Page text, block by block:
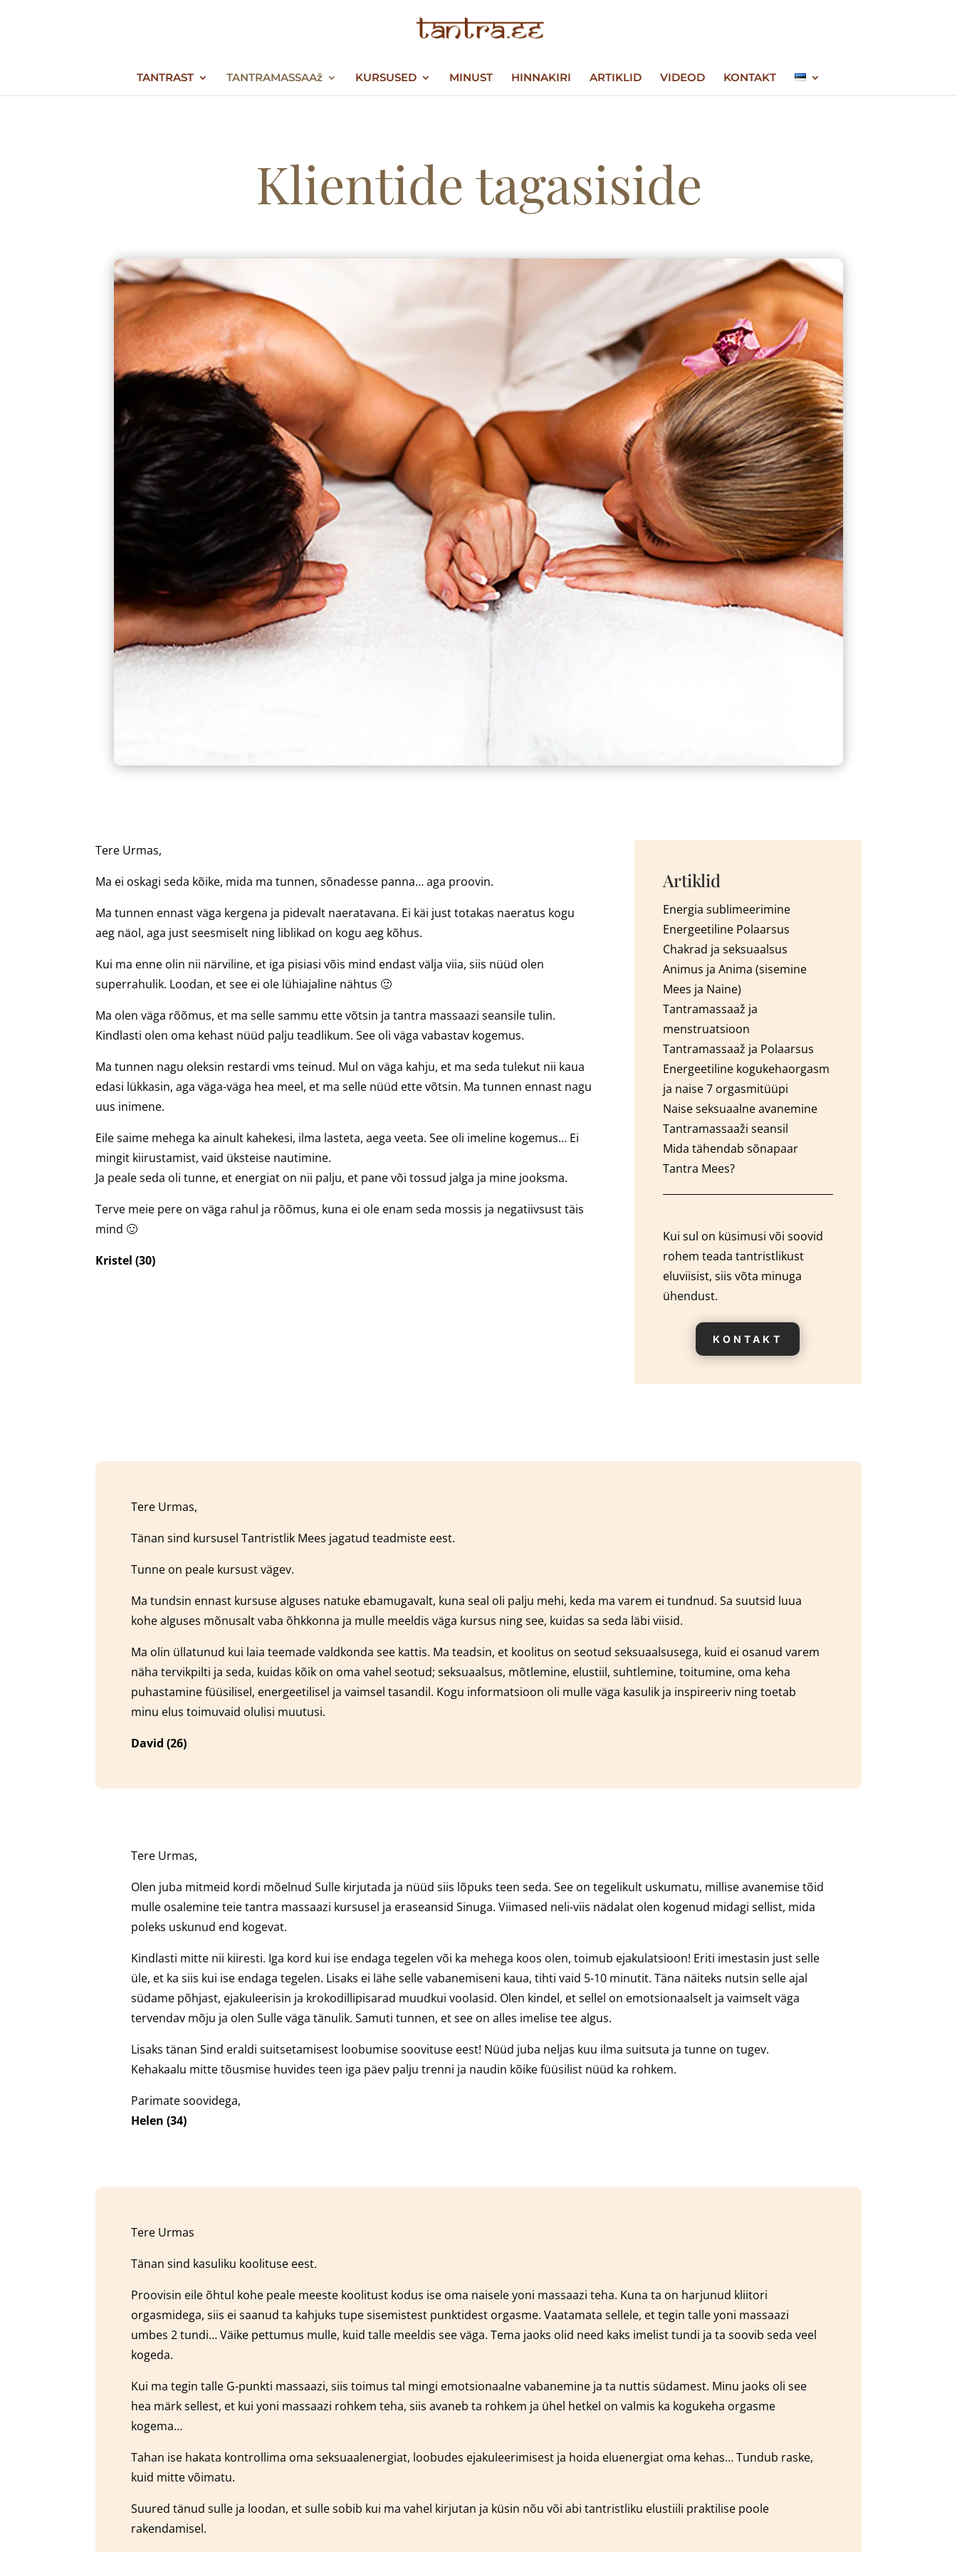
TANTRAST TANTRAMASSAAž KURSUSED MINUST HINNAKIRI ARTIKLID VIDEOD KONTAKT
Klientide tagasiside
Tere Urmas,
Ma ei oskagi seda kõike, mida ma tunnen, sõnadesse panna… aga proovin.
Ma tunnen ennast väga kergena ja pidevalt naeratavana. Ei käi just totakas naeratus kogu
aeg näol, aga just seesmiselt ning liblikad on kogu aeg kõhus.
Kui ma enne olin nii närviline, et iga pisiasi võis mind endast välja viia, siis nüüd olen
superrahulik. Loodan, et see ei ole lühiajaline nähtus 🙂
Ma olen väga rõõmus, et ma selle sammu ette võtsin ja tantra massaazi seansile tulin.
Kindlasti olen oma kehast nüüd palju teadlikum. See oli väga vabastav kogemus.
Ma tunnen nagu oleksin restardi vms teinud. Mul on väga kahju, et ma seda tulekut nii kaua
edasi lükkasin, aga väga-väga hea meel, et ma selle nüüd ette võtsin. Ma tunnen ennast nagu
uus inimene.
Eile saime mehega ka ainult kahekesi, ilma lasteta, aega veeta. See oli imeline kogemus… Ei
mingit kiirustamist, vaid üksteise nautimine.
Ja peale seda oli tunne, et energiat on nii palju, et pane või tossud jalga ja mine jooksma.
Terve meie pere on väga rahul ja rõõmus, kuna ei ole enam seda mossis ja negatiivsust täis
mind 🙂
Kristel (30)
Artiklid
Energia sublimeerimine
Energeetiline Polaarsus
Chakrad ja seksuaalsus
Animus ja Anima (sisemine
Mees ja Naine)
Tantramassaaž ja
menstruatsioon
Tantramassaaž ja Polaarsus
Energeetiline kogukehaorgasm
ja naise 7 orgasmitüüpi
Naise seksuaalne avanemine
Tantramassaaži seansil
Mida tähendab sõnapaar
Tantra Mees?
Kui sul on küsimusi või soovid
rohem teada tantristlikust
eluviisist, siis võta minuga
ühendust.
KONTAKT
Tere Urmas,
Tänan sind kursusel Tantristlik Mees jagatud teadmiste eest.
Tunne on peale kursust vägev.
Ma tundsin ennast kursuse alguses natuke ebamugavalt, kuna seal oli palju mehi, keda ma varem ei tundnud. Sa suutsid luua
kohe alguses mõnusalt vaba õhkkonna ja mulle meeldis väga kursus ning see, kuidas sa seda läbi viisid.
Ma olin üllatunud kui laia teemade valdkonda see kattis. Ma teadsin, et koolitus on seotud seksuaalsusega, kuid ei osanud varem
näha tervikpilti ja seda, kuidas kõik on oma vahel seotud; seksuaalsus, mõtlemine, elustiil, suhtlemine, toitumine, oma keha
puhastamine füüsilisel, energeetilisel ja vaimsel tasandil. Kogu informatsioon oli mulle väga kasulik ja inspireeriv ning toetab
minu elus toimuvaid olulisi muutusi.
David (26)
Tere Urmas,
Olen juba mitmeid kordi mõelnud Sulle kirjutada ja nüüd siis lõpuks teen seda. See on tegelikult uskumatu, millise avanemise tõid
mulle osalemine teie tantra massaazi kursusel ja eraseansid Sinuga. Viimased neli-viis nädalat olen kogenud midagi sellist, mida
poleks uskunud end kogevat.
Kindlasti mitte nii kiiresti. Iga kord kui ise endaga tegelen või ka mehega koos olen, toimub ejakulatsioon! Eriti imestasin just selle
üle, et ka siis kui ise endaga tegelen. Lisaks ei lähe selle vabanemiseni kaua, tihti vaid 5-10 minutit. Täna näiteks nutsin selle ajal
südame põhjast, ejakuleerisin ja krokodillipisarad muudkui voolasid. Olen kindel, et sellel on emotsionaalselt ja vaimselt väga
tervendav mõju ja olen Sulle väga tänulik. Samuti tunnen, et see on alles imelise tee algus.
Lisaks tänan Sind eraldi suitsetamisest loobumise soovituse eest! Nüüd juba neljas kuu ilma suitsuta ja tunne on tugev.
Kehakaalu mitte tõusmise huvides teen iga päev palju trenni ja naudin kõike füüsilist nüüd ka rohkem.
Parimate soovidega,
Helen (34)
Tere Urmas
Tänan sind kasuliku koolituse eest.
Proovisin eile õhtul kohe peale meeste koolitust kodus ise oma naisele yoni massaazi teha. Kuna ta on harjunud kliitori
orgasmidega, siis ei saanud ta kahjuks tupe sisemistest punktidest orgasme. Vaatamata sellele, et tegin talle yoni massaazi
umbes 2 tundi… Väike pettumus mulle, kuid talle meeldis see väga. Tema jaoks olid need kaks imelist tundi ja ta soovib seda veel
kogeda.
Kui ma tegin talle G-punkti massaazi, siis toimus tal mingi emotsionaalne vabanemine ja ta nuttis südamest. Minu jaoks oli see
hea märk sellest, et kui yoni massaazi rohkem teha, siis avaneb ta rohkem ja ühel hetkel on valmis ka kogukeha orgasme
kogema…
Tahan ise hakata kontrollima oma seksuaalenergiat, loobudes ejakuleerimisest ja hoida eluenergiat oma kehas… Tundub raske,
kuid mitte võimatu.
Suured tänud sulle ja loodan, et sulle sobib kui ma vahel kirjutan ja küsin nõu või abi tantristliku elustiili praktilise poole
rakendamisel.